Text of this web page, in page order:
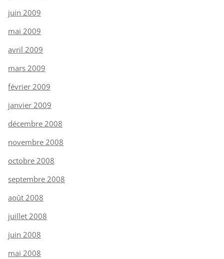
juin 2009
mai 2009
avril 2009
mars 2009
février 2009
janvier 2009
décembre 2008
novembre 2008
octobre 2008
septembre 2008
août 2008
juillet 2008
juin 2008
mai 2008